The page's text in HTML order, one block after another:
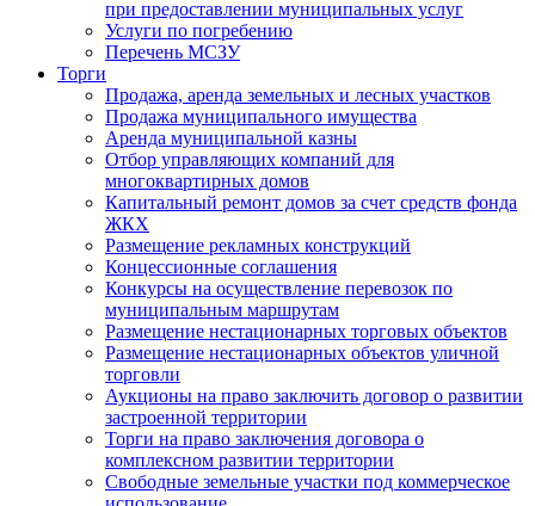
при предоставлении муниципальных услуг
Услуги по погребению
Перечень МСЗУ
Торги
Продажа, аренда земельных и лесных участков
Продажа муниципального имущества
Аренда муниципальной казны
Отбор управляющих компаний для
многоквартирных домов
Капитальный ремонт домов за счет средств фонда
ЖКХ
Размещение рекламных конструкций
Концессионные соглашения
Конкурсы на осуществление перевозок по
муниципальным маршрутам
Размещение нестационарных торговых объектов
Размещение нестационарных объектов уличной
торговли
Аукционы на право заключить договор о развитии
застроенной территории
Торги на право заключения договора о
комплексном развитии территории
Свободные земельные участки под коммерческое